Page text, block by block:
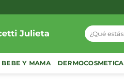
Buscar
por:
BEBE Y MAMA DERMOCOSMETICA